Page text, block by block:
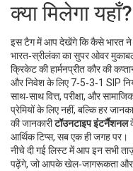
क्या मिलेगा यहाँ?
इस टैग में आप देखेंगे कि कैसे भारत ने
भारत‑स्रीलंका का सुपर ओवर
क्रिकेट की हार्मनप्रीत कौर की
और निवेश के लिए 7‑5‑3‑1 SIP
साथ‑साथ वित्त, परीक्षा, और
प्रेमियों के लिए नहीं, बल्कि हर
की जानकारीटॉउनटाइप इंटर्नैशनल
आर्थिक टिप्स, सब एक ही जगह पर।
नीचे दी गई लिस्ट में आप इन सभी
पढ़ेंगे, जो आपके खेल‑जागरूकता और